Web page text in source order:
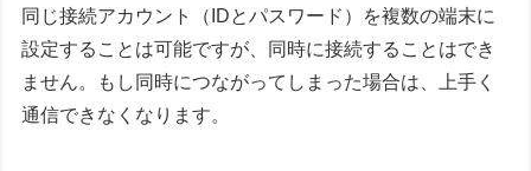
同じ接続アカウント（IDとパスワード）を複数の端末に
設定することは可能ですが、同時に接続することはでき
ません。もし同時につながってしまった場合は、上手く
通信できなくなります。